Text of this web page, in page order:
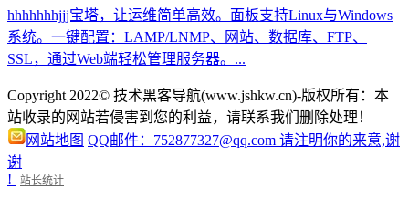
hhhhhhhjjj宝塔，让运维简单高效。面板支持Linux与Windows
系统。一键配置：LAMP/LNMP、网站、数据库、FTP、
SSL，通过Web端轻松管理服务器。...
Copyright 2022© 技术黑客导航(www.jshkw.cn)-版权所有：本
站收录的网站若侵害到您的利益，请联系我们删除处理！
网站地图 QQ邮件：752877327@qq.com 请注明你的来意,谢
谢
!
站长统计